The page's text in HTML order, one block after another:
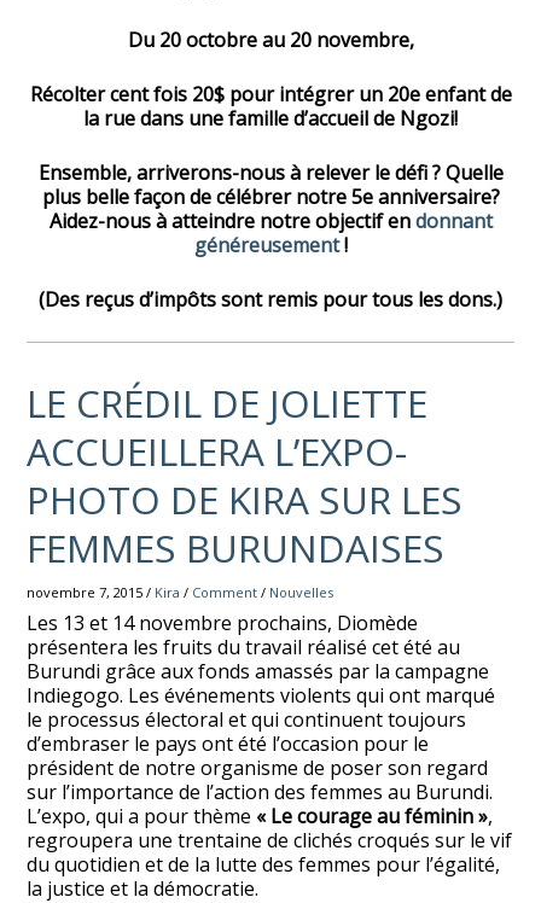
Du 20 octobre au 20 novembre,
Récolter cent fois 20$ pour intégrer un 20e enfant de
la rue dans une famille d’accueil de Ngozi!
Ensemble, arriverons-nous à relever le défi ? Quelle
plus belle façon de célébrer notre 5e anniversaire?
Aidez-nous à atteindre notre objectif endonnant
généreusement!
(Des reçus d’impôts sont remis pour tous les dons.)
LE CRÉDIL DE JOLIETTE
ACCUEILLERA L’EXPO-
PHOTO DE KIRA SUR LES
FEMMES BURUNDAISES
novembre 7, 2015 / Kira / Comment / Nouvelles
Les 13 et 14 novembre prochains, Diomède
présentera les fruits du travail réalisé cet été au
Burundi grâce aux fonds amassés par la campagne
Indiegogo. Les événements violents qui ont marqué
le processus électoral et qui continuent toujours
d’embraser le pays ont été l’occasion pour le
président de notre organisme de poser son regard
sur l’importance de l’action des femmes au Burundi.
L’expo, qui a pour thème « Le courage au féminin »,
regroupera une trentaine de clichés croqués sur le vif
du quotidien et de la lutte des femmes pour l’égalité,
la justice et la démocratie.